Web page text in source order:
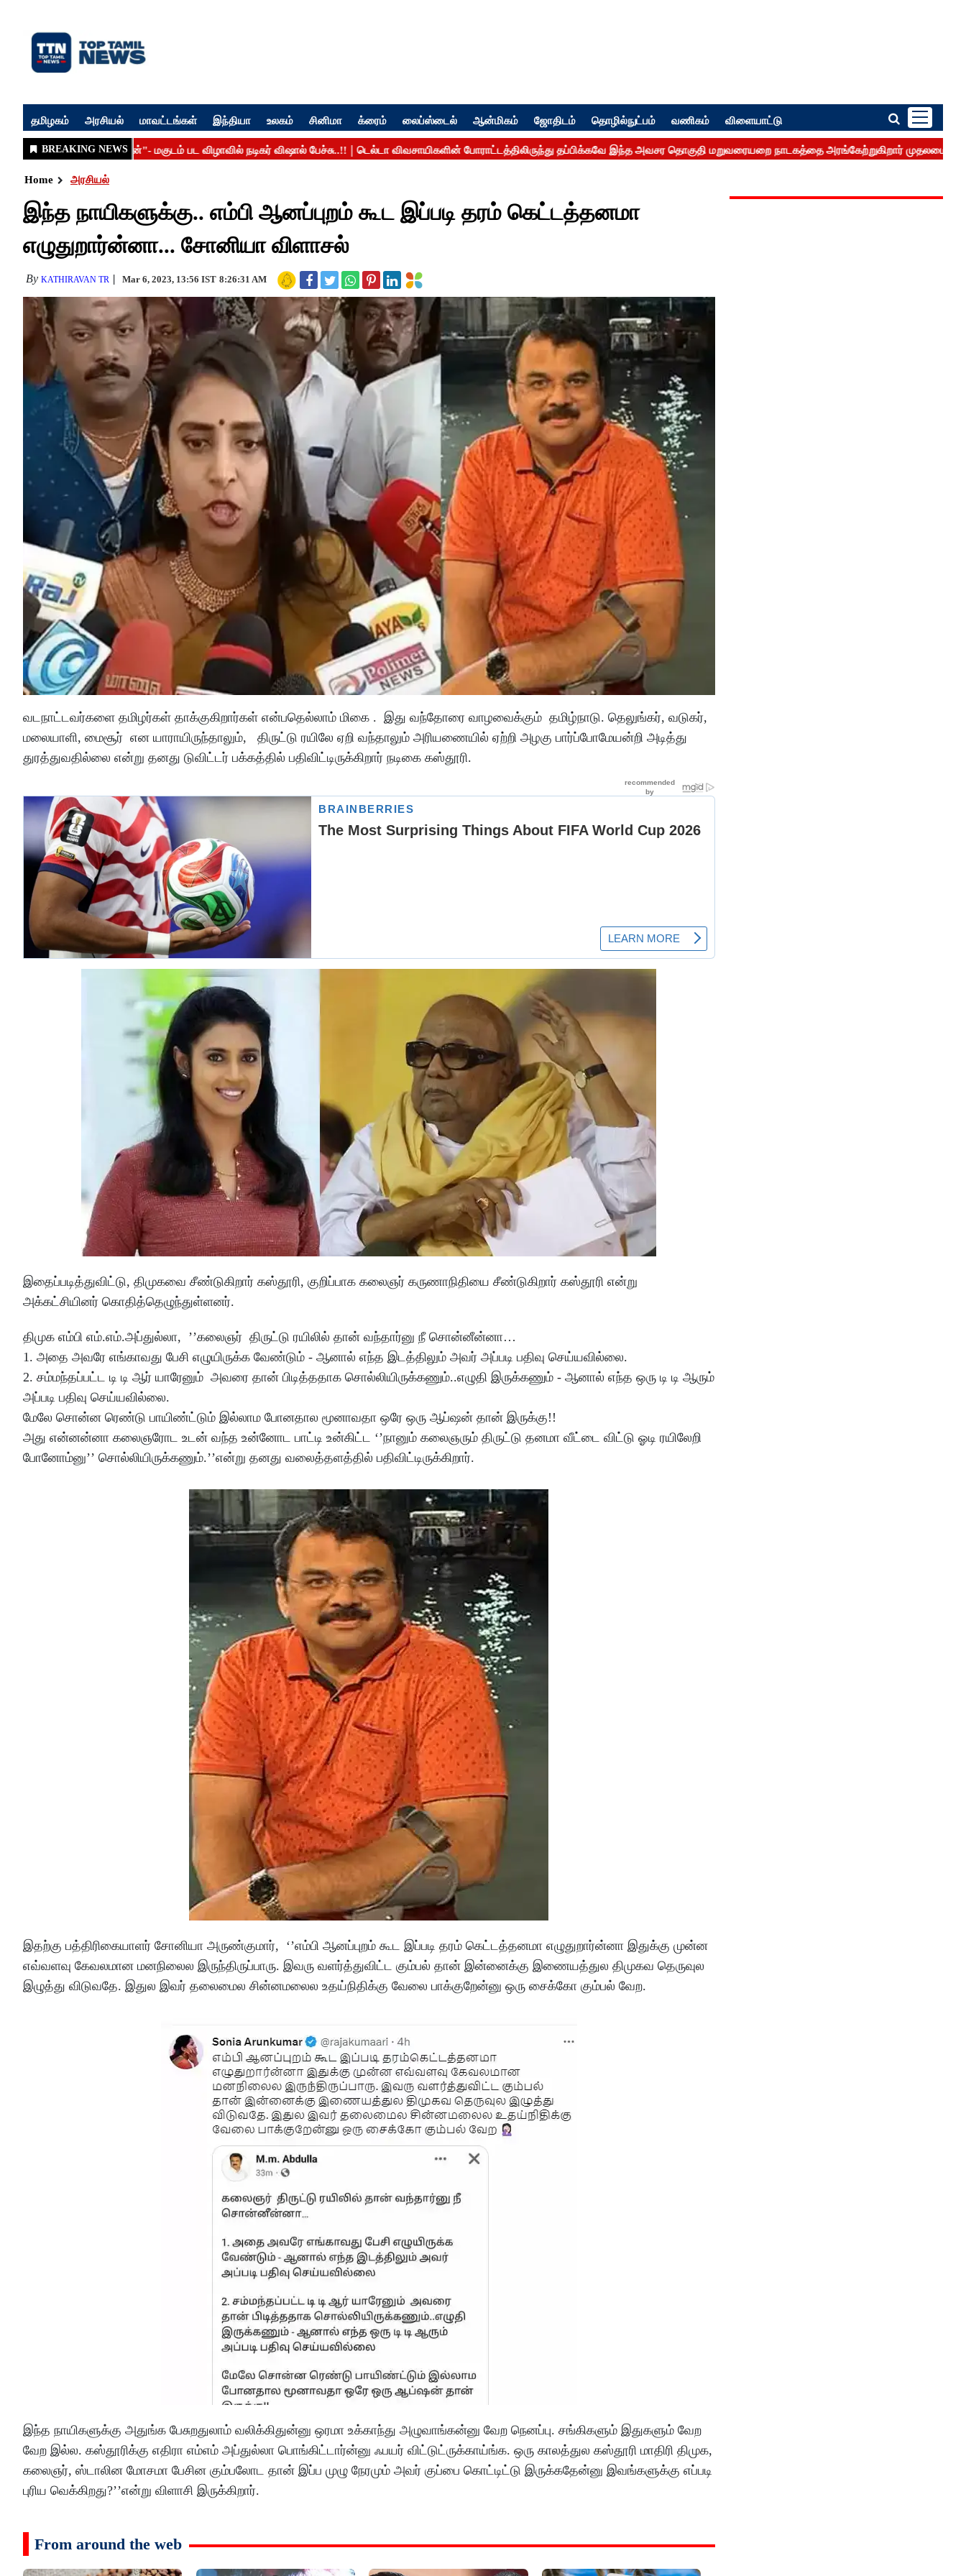
தமிழகம் அரசியல் மாவட்டங்கள் இந்தியா உலகம் சினிமா க்ரைம் லைப்ஸ்டைல் ஆன்மிகம் ஜோதிடம் தொழில்நுட்பம் வணிகம் விளையாட்டு
Home அரசியல்
இந்த நாயிகளுக்கு.. எம்பி ஆனப்புறம் கூட இப்படி தரம் கெட்டத்தனமா
எழுதுறார்ன்னா... சோனியா விளாசல்
By KATHIRAVAN TR Mar 6, 2023, 13:56 IST 8:26:31 AM
வடநாட்டவர்களை தமிழர்கள் தாக்குகிறார்கள் என்பதெல்லாம் மிகை . இது வந்தோரை வாழவைக்கும் தமிழ்நாடு. தெலுங்கர், வடுகர்,
மலையாளி, மைசூர் என யாராயிருந்தாலும், திருட்டு ரயிலே ஏறி வந்தாலும் அரியணையில் ஏற்றி அழகு பார்ப்போமேயன்றி அடித்து
துரத்துவதில்லை என்று தனது டுவிட்டர் பக்கத்தில் பதிவிட்டிருக்கிறார் நடிகை கஸ்தூரி.
இதைப்படித்துவிட்டு, திமுகவை சீண்டுகிறார் கஸ்தூரி, குறிப்பாக கலைஞர் கருணாநிதியை சீண்டுகிறார் கஸ்தூரி என்று
அக்கட்சியினர் கொதித்தெழுந்துள்ளனர்.
திமுக எம்பி எம்.எம்.அப்துல்லா, ’’கலைஞர் திருட்டு ரயிலில் தான் வந்தார்னு நீ சொன்னீன்னா…
1. அதை அவரே எங்காவது பேசி எழுயிருக்க வேண்டும் - ஆனால் எந்த இடத்திலும் அவர் அப்படி பதிவு செய்யவில்லை.
2. சம்மந்தப்பட்ட டி டி ஆர் யாரேனும் அவரை தான் பிடித்ததாக சொல்லியிருக்கணும்..எழுதி இருக்கணும் - ஆனால் எந்த ஒரு டி டி ஆரும்
அப்படி பதிவு செய்யவில்லை.
மேலே சொன்ன ரெண்டு பாயிண்ட்டும் இல்லாம போனதால மூனாவதா ஒரே ஒரு ஆப்ஷன் தான் இருக்கு!!
அது என்னன்னா கலைஞரோட உடன் வந்த உன்னோட பாட்டி உன்கிட்ட ‘’நானும் கலைஞரும் திருட்டு தனமா வீட்டை விட்டு ஓடி ரயிலேறி
போனோம்னு’’ சொல்லியிருக்கணும்.’’என்று தனது வலைத்தளத்தில் பதிவிட்டிருக்கிறார்.
இதற்கு பத்திரிகையாளர் சோனியா அருண்குமார், ‘’எம்பி ஆனப்புறம் கூட இப்படி தரம் கெட்டத்தனமா எழுதுறார்ன்னா இதுக்கு முன்ன
எவ்வளவு கேவலமான மனநிலைல இருந்திருப்பாரு. இவரு வளர்த்துவிட்ட கும்பல் தான் இன்னைக்கு இணையத்துல திமுகவ தெருவுல
இழுத்து விடுவதே. இதுல இவர் தலைமைல சின்னமலைல உதய்நிதிக்கு வேலை பாக்குறேன்னு ஒரு சைக்கோ கும்பல் வேற.
இந்த நாயிகளுக்கு அதுங்க பேசுறதுலாம் வலிக்கிதுன்னு ஒரமா உக்காந்து அழுவாங்கன்னு வேற நெனப்பு. சங்கிகளும் இதுகளும் வேற
வேற இல்ல. கஸ்தூரிக்கு எதிரா எம்எம் அப்துல்லா பொங்கிட்டார்ன்னு ஃபயர் விட்டுட்ருக்காய்ங்க. ஒரு காலத்துல கஸ்தூரி மாதிரி திமுக,
கலைஞர், ஸ்டாலின மோசமா பேசின கும்பலோட தான் இப்ப முழு நேரமும் அவர் குப்பை கொட்டிட்டு இருக்கதேன்னு இவங்களுக்கு எப்படி
புரிய வெக்கிறது?’’என்று விளாசி இருக்கிறார்.
From around the web